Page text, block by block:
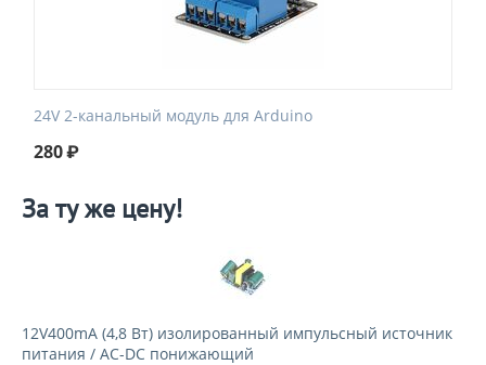
24V 2-канальный модуль для Arduino
280₽
За ту же цену!
12V400mA (4,8 Вт) изолированный импульсный источник
питания / AC-DC понижающий